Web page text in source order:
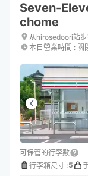
Seven-
chome
从hirosedoori站
本日營業時間 : 關
可保管的行李數
行李箱尺寸 :5